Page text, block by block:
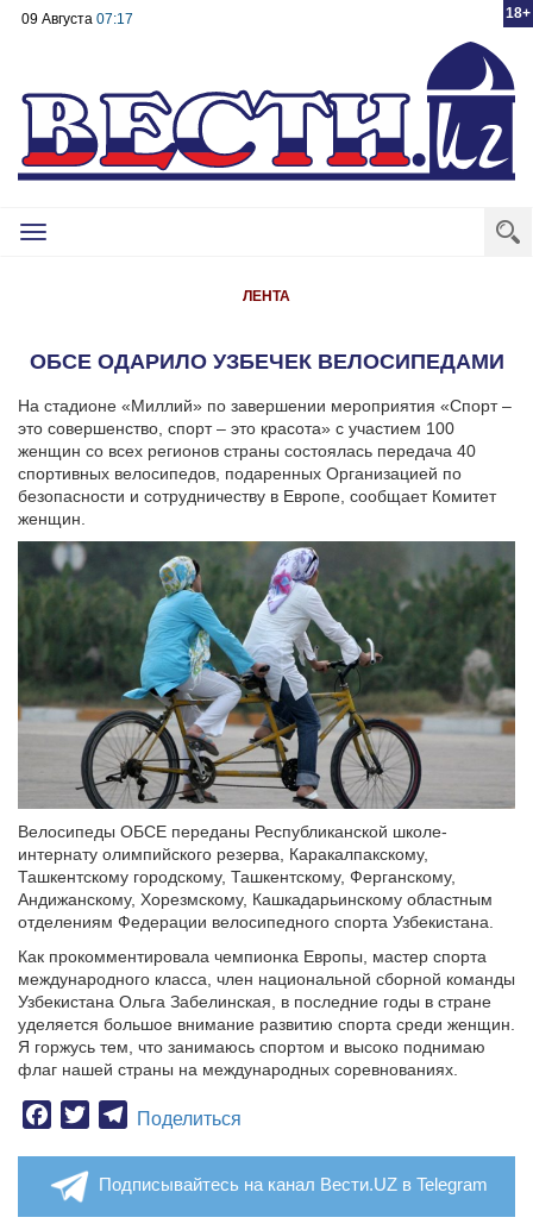
18+
09 Августа 07:17
Toggle
ЛЕНТА
ОБСЕ ОДАРИЛО УЗБЕЧЕК ВЕЛОСИПЕДАМИ
На стадионе «Миллий» по завершении мероприятия «Спорт –
это совершенство, спорт – это красота» с участием 100
женщин со всех регионов страны состоялась передача 40
спортивных велосипедов, подаренных Организацией по
безопасности и сотрудничеству в Европе, сообщает Комитет
женщин.
Велосипеды ОБСЕ переданы Республиканской школе-
интернату олимпийского резерва, Каракалпакскому,
Ташкентскому городскому, Ташкентскому, Ферганскому,
Андижанскому, Хорезмскому, Кашкадарьинскому областным
отделениям Федерации велосипедного спорта Узбекистана.
Как прокомментировала чемпионка Европы, мастер спорта
международного класса, член национальной сборной команды
Узбекистана Ольга Забелинская, в последние годы в стране
уделяется большое внимание развитию спорта среди женщин.
Я горжусь тем, что занимаюсь спортом и высоко поднимаю
флаг нашей страны на международных соревнованиях.
Facebook
TwitterTelegram
Поделиться
Подписывайтесь на канал Вести.UZ в Telegram